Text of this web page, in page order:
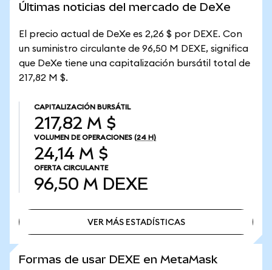
Últimas noticias del mercado de DeXe
El precio actual de DeXe es 2,26 $ por DEXE. Con
un suministro circulante de 96,50 M DEXE, significa
que DeXe tiene una capitalización bursátil total de
217,82 M $.
CAPITALIZACIÓN BURSÁTIL
217,82 M $
VOLUMEN DE OPERACIONES (24 H)
24,14 M $
OFERTA CIRCULANTE
96,50 M DEXE
VER MÁS ESTADÍSTICAS
Formas de usar DEXE en MetaMask